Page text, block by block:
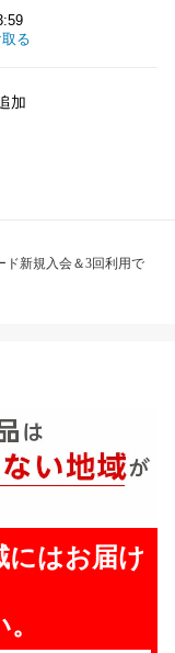
る
加
ド新規入会＆3回利用で
にはお届け